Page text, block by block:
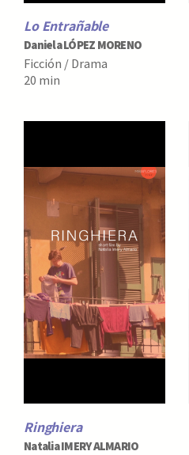
Lo Entrañable
Daniela LÓPEZ MORENO
Ficción / Drama
20 min
Ringhiera
Natalia IMERY ALMARIO